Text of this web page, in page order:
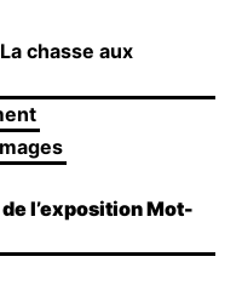
chasse aux
l’exposition Mot-